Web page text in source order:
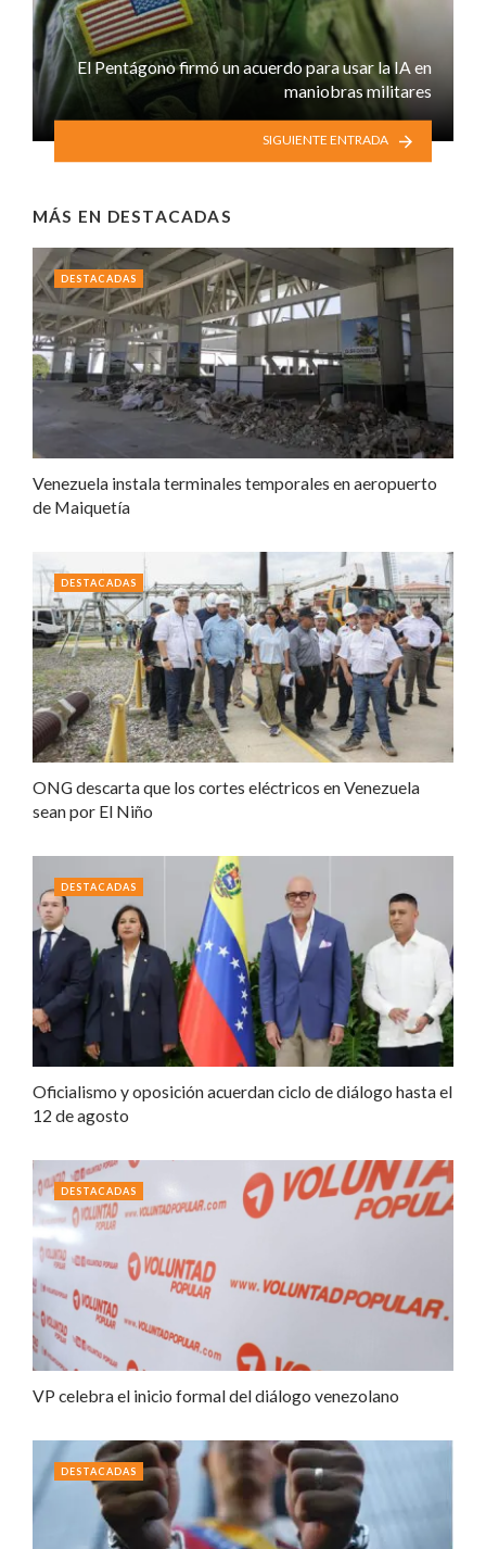
El Pentágono firmó un acuerdo para usar la IA en
maniobras militares
SIGUIENTE ENTRADA
MÁS EN DESTACADAS
Venezuela instala terminales temporales en aeropuerto
de Maiquetía
DESTACADAS
ONG descarta que los cortes eléctricos en Venezuela
sean por El Niño
DESTACADAS
Oficialismo y oposición acuerdan ciclo de diálogo hasta el
12 de agosto
DESTACADAS
VP celebra el inicio formal del diálogo venezolano
DESTACADAS
DESTACADAS